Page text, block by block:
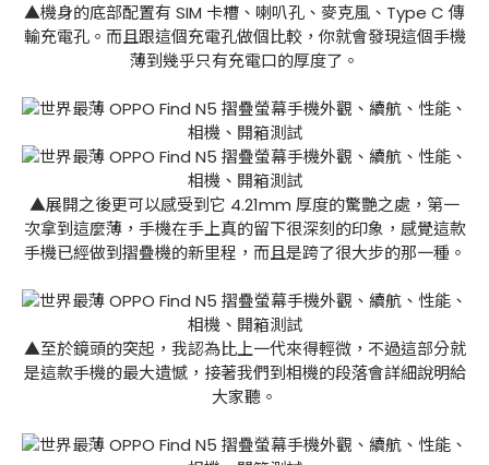
▲機身的底部配置有 SIM 卡槽、喇叭孔、麥克風、Type C 傳
輸充電孔。而且跟這個充電孔做個比較，你就會發現這個手機
薄到幾乎只有充電口的厚度了。
▲展開之後更可以感受到它 4.21mm 厚度的驚艷之處，第一
次拿到這麼薄，手機在手上真的留下很深刻的印象，感覺這款
手機已經做到摺疊機的新里程，而且是跨了很大步的那一種。
▲至於鏡頭的突起，我認為比上一代來得輕微，不過這部分就
是這款手機的最大遺憾，接著我們到相機的段落會詳細說明給
大家聽。